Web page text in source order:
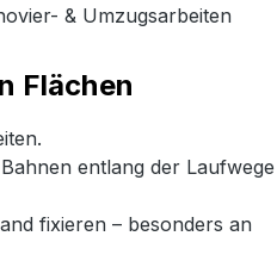
& Umzugsarbeiten
Flächen
entlang der Laufwege
fixieren – besonders an